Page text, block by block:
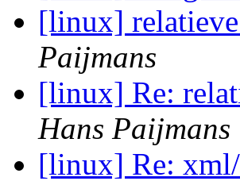
[linux]
Paijmans
[linux] Re:
Hans Paijmans
[linux] Re: